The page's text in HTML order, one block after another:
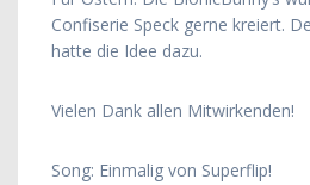
Confiserie Speck gerne kreiert.
hatte die Idee dazu.
Vielen Dank allen Mitwirkenden!
Song: Einmalig von Superflip!